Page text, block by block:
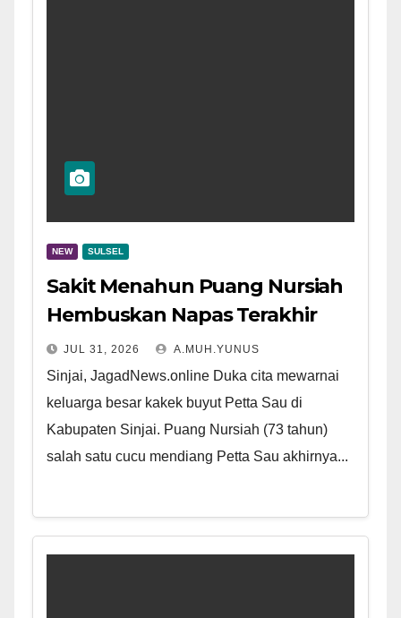
NEW SULSEL
Sakit Menahun Puang Nursiah
Hembuskan Napas Terakhir
JUL 31, 2026 A.MUH.YUNUS
Sinjai, JagadNews.online Duka cita mewarnai
keluarga besar kakek buyut Petta Sau di
Kabupaten Sinjai. Puang Nursiah (73 tahun)
salah satu cucu mendiang Petta Sau akhirnya...